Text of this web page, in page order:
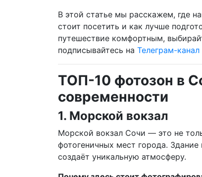
В этой статье мы расскажем, где
стоит посетить и как лучше
путешествие комфортным,
подписывайтесь на Телеграм-
ТОП-10 фотозон в
современности
1. Морской вокзал
Морской вокзал Сочи — это не
фотогеничных мест города.
создаёт уникальную атмосферу.